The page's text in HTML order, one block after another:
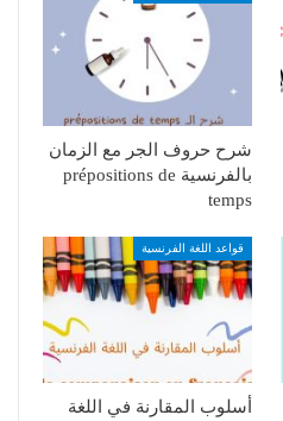
شرح حروف الجر مع الزمان
بالفرنسية prépositions de
temps
قواعد اللغة الفرنسية
أسلوب المقارنة في اللغة